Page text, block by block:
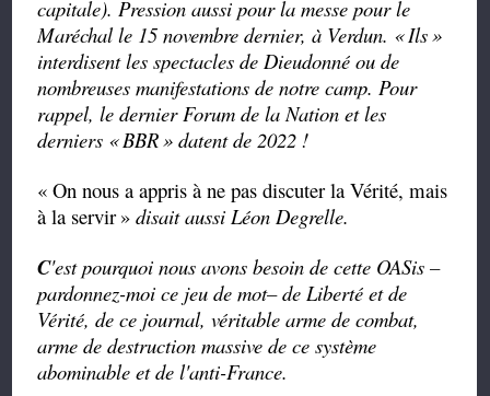
capitale). Pression aussi pour la messe pour le
Maréchal le 15 novembre dernier, à Verdun. «Ils»
interdisent les spectacles de Dieudonné ou de
nombreuses manifestations de notre camp. Pour
rappel, le dernier Forum de la Nation et les
derniers «BBR» datent de 2022 !
« On nous a appris à ne pas discuter la Vérité, mais
à la servir »disait aussi Léon Degrelle.
C'est pourquoi nous avons besoin de cette OASis –
pardonnez-moi ce jeu de mot– de Liberté et de
Vérité, de ce journal, véritable arme de combat,
arme de destruction massive de ce système
abominable et de l'anti-France.